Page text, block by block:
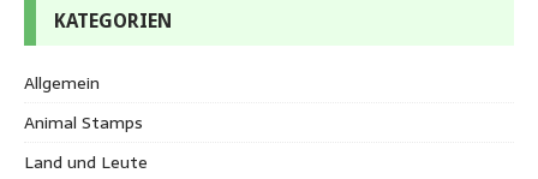
KATEGORIEN
Allgemein
Animal Stamps
Land und Leute